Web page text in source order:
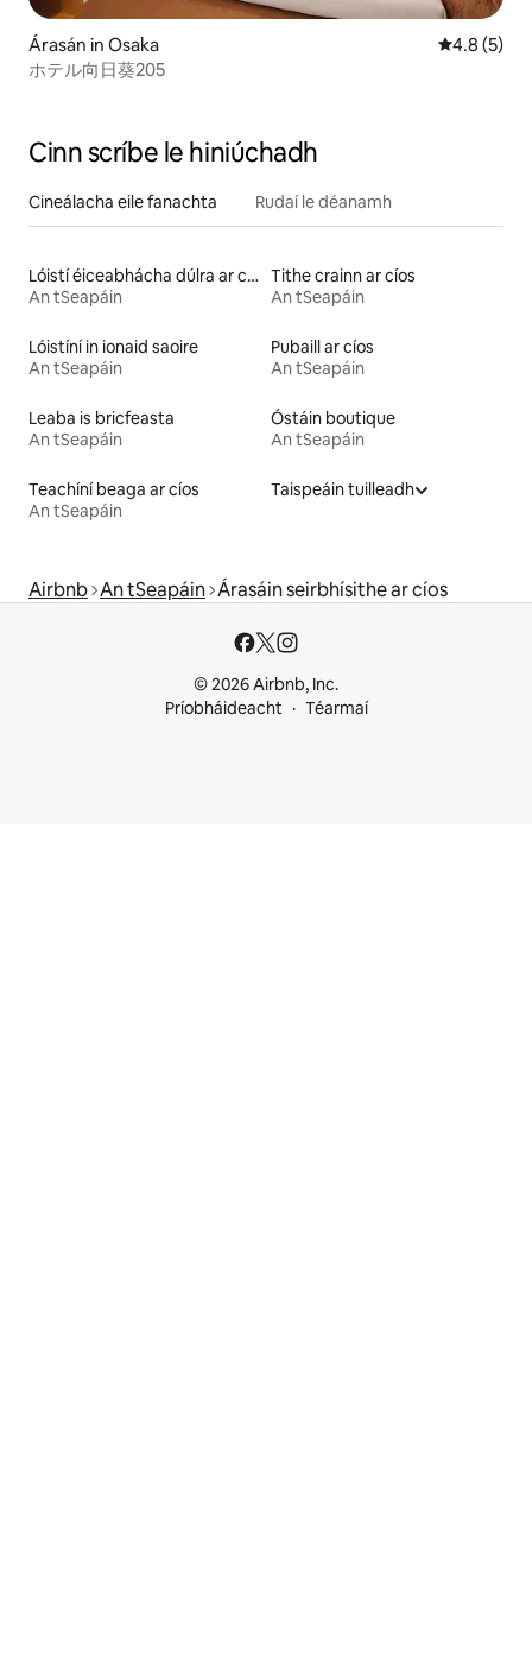
Árasán in Osaka Meánrátáil
4.8 (5)
ホテル向日葵205
Cinn scríbe le hiniúchadh
Cineálacha eile fanachta Rudaí le déanamh
Lóistí éiceabhácha dúlra ar cíos
An tSeapáin
Tithe crainn ar cíos
An tSeapáin
Lóistíní in ionaid saoire
An tSeapáin
Pubaill ar cíos
An tSeapáin
Leaba is bricfeasta
An tSeapáin
Óstáin boutique
An tSeapáin
Teachíní beaga ar cíos
An tSeapáin
Taispeáin tuilleadh
Airbnb An tSeapáin Árasáin seirbhísithe ar cíos
© 2026 Airbnb, Inc.
Príobháideacht
Téarmaí